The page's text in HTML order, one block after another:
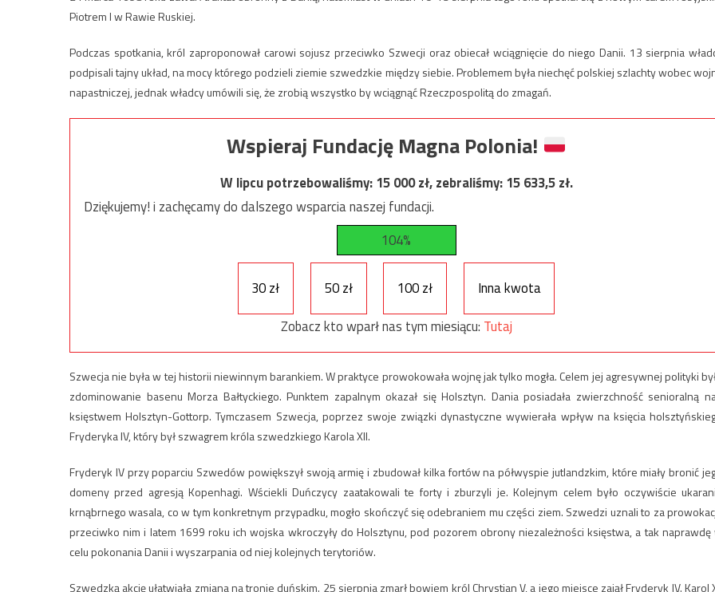
Piotrem I w Rawie Ruskiej.
Podczas spotkania, król zaproponował carowi sojusz przeciwko Szwecji oraz obiecał wciągnięcie do niego Danii. 13 sierpnia
podpisali tajny układ, na mocy którego podzieli ziemie szwedzkie między siebie. Problemem była niechęć polskiej szlachty wobec
napastniczej, jednak władcy umówili się, że zrobią wszystko by wciągnąć Rzeczpospolitą do zmagań.
Wspieraj Fundację Magna Polonia!
W lipcu potrzebowaliśmy:15 000zł, zebraliśmy:15 633,5zł.
Dziękujemy! i zachęcamy do dalszego wsparcia naszej fundacji.
104%
30 zł 50 zł 100 zł
Inna kwota
Zobacz kto wparł nas tym miesiącu: Tutaj
Szwecja nie była w tej historii niewinnym barankiem. W praktyce prowokowała wojnę jak tylko mogła. Celem jej agresywnej polityki
zdominowanie basenu Morza Bałtyckiego. Punktem zapalnym okazał się Holsztyn. Dania posiadała zwierzchność senioralną
księstwem Holsztyn-Gottorp. Tymczasem Szwecja, poprzez swoje związki dynastyczne wywierała wpływ na księcia
Fryderyka IV, który był szwagrem króla szwedzkiego Karola XII.
Fryderyk IV przy poparciu Szwedów powiększył swoją armię i zbudował kilka fortów na półwyspie jutlandzkim, które miały bronić
domeny przed agresją Kopenhagi. Wściekli Duńczycy zaatakowali te forty i zburzyli je. Kolejnym celem było oczywiście
krnąbrnego wasala, co w tym konkretnym przypadku, mogło skończyć się odebraniem mu części ziem. Szwedzi uznali to za
przeciwko nim i latem 1699 roku ich wojska wkroczyły do Holsztynu, pod pozorem obrony niezależności księstwa, a tak naprawdę
celu pokonania Danii i wyszarpania od niej kolejnych terytoriów.
Szwedzką akcję ułatwiała zmiana na tronie duńskim. 25 sierpnia zmarł bowiem król Chrystian V, a jego miejsce zajął Fryderyk IV. Karol